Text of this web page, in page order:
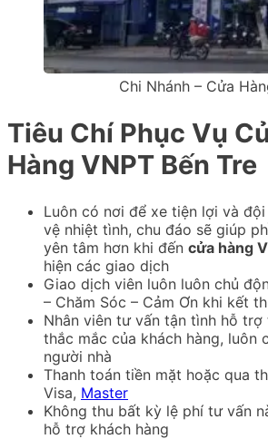
Chi Nhánh – Cửa
Tiêu Chí Phục Vụ
Hàng VNPT Bến Tre
Luôn có nơi để xe tiện lợi và
vệ nhiệt tình, chu đáo sẽ giúp
yên tâm hơn khi đến cửa hàng
hiện các giao dịch
Giao dịch viên luôn luôn chủ
– Chăm Sóc – Cảm Ơn khi kết
Nhân viên tư vấn tận tình hỗ
thắc mắc của khách hàng, luôn
người nhà
Thanh toán tiền mặt hoặc qua
Visa, Master
Không thu bất kỳ lệ phí tư vấn
hỗ trợ khách hàng